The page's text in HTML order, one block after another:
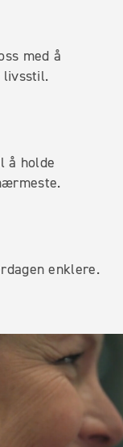
med å
livsstil.
å holde
enklere.